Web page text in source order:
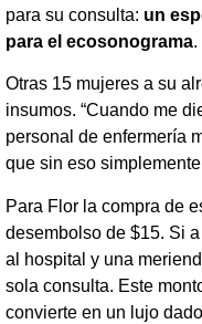
para su consulta: un
para el ecosonograma.
Otras 15 mujeres a su
insumos. “Cuando me
personal de enfermería
que sin eso
Para Flor la compra de
desembolso de $15. Si
al hospital y una
sola consulta. Este
convierte en un lujo